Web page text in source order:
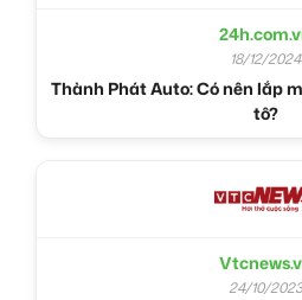
18/12/2024
Thành Phát Auto: Có nên lắp
tô?
24/10/2023